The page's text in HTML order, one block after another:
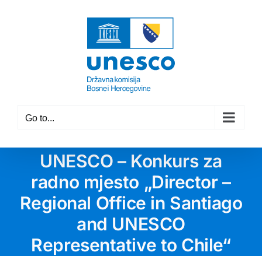
Go to...
UNESCO – Konkurs za
radno mjesto „Director –
Regional Office in Santiago
and UNESCO
Representative to Chile“